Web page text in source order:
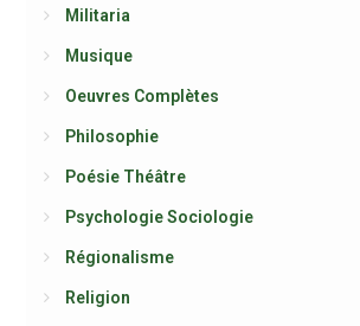
Militaria
Musique
Oeuvres Complètes
Philosophie
Poésie Théâtre
Psychologie Sociologie
Régionalisme
Religion